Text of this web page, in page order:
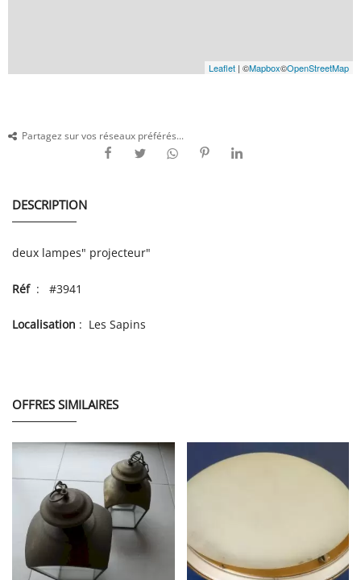
Leaflet | ©Mapbox©OpenStreetMap
Partagez sur vos réseaux préférés...
DESCRIPTION
deux lampes" projecteur"
Réf: #3941
Localisation : Les Sapins
OFFRES SIMILAIRES